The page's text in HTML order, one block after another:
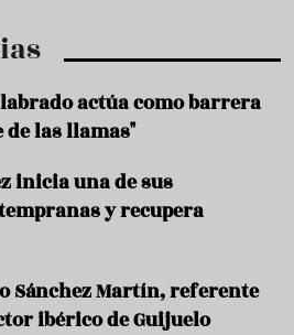
actúa como barrera
las llamas"
inicia una de sus
y recupera
Sánchez Martín, referente
ibérico de Guijuelo